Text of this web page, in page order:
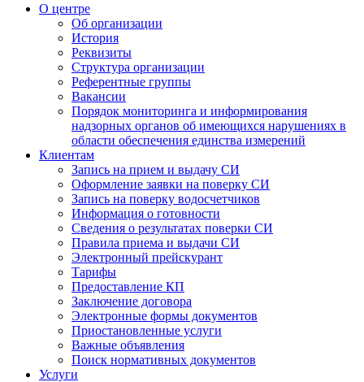
О центре
Об организации
История
Реквизиты
Структура организации
Референтные группы
Вакансии
Порядок мониторинга и информирования
надзорных органов об имеющихся нарушениях в
области обеспечения единства измерений
Клиентам
Запись на прием и выдачу СИ
Оформление заявки на поверку СИ
Запись на поверку водосчетчиков
Информация о готовности
Сведения о результатах поверки СИ
Правила приема и выдачи СИ
Электронный прейскурант
Тарифы
Предоставление КП
Заключение договора
Электронные формы документов
Приостановленные услуги
Важные объявления
Поиск нормативных документов
Услуги